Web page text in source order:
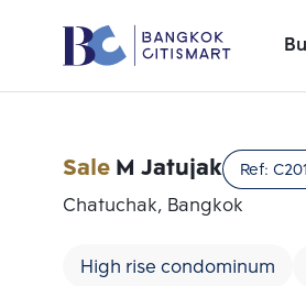
SaleM Jatujak Ref:
Chatuchak, Bangkok
High rise condominum